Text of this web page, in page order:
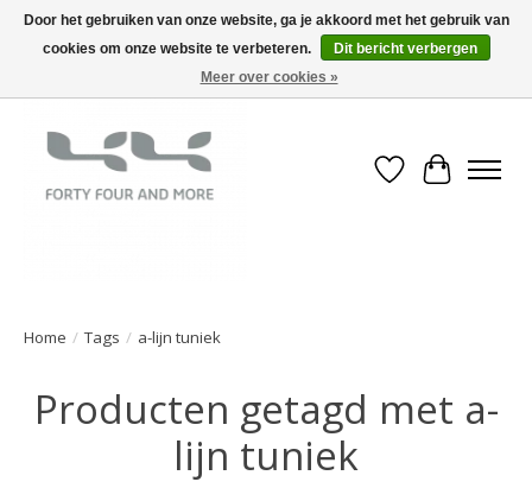
Verlanglijst
Home / Tags / a-lijn tuniek
Producten getagd met a-
lijn tuniek
Door het gebruiken van onze website, ga je akkoord met het gebruik van
cookies om onze website te verbeteren.
Dit bericht verbergen
Meer over cookies »